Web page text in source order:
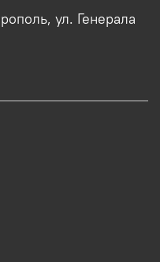
ул. Генерала